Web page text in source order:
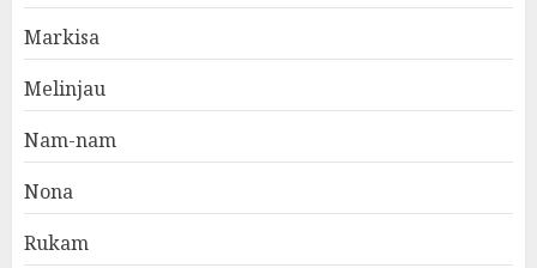
Markisa
Melinjau
Nam-nam
Nona
Rukam